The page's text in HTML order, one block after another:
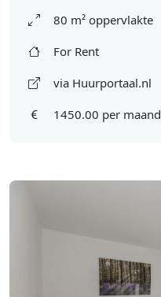
80 m² oppervlakte
For Rent
via Huurportaal.nl
1450.00 per maand